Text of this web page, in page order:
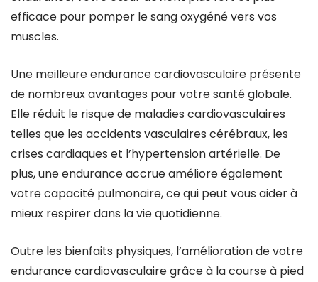
efficace pour pomper le sang oxygéné vers vos
muscles.
Une meilleure endurance cardiovasculaire présente
de nombreux avantages pour votre santé globale.
Elle réduit le risque de maladies cardiovasculaires
telles que les accidents vasculaires cérébraux, les
crises cardiaques et l’hypertension artérielle. De
plus, une endurance accrue améliore également
votre capacité pulmonaire, ce qui peut vous aider à
mieux respirer dans la vie quotidienne.
Outre les bienfaits physiques, l’amélioration de votre
endurance cardiovasculaire grâce à la course à pied